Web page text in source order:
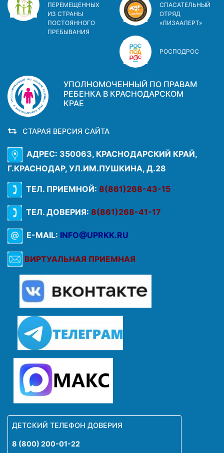
ПЕРЕМЕЩЕННЫХ
ИЗ СТРАНЫ
ПОСТОЯННОГО
ПРЕБЫВАНИЯ
СПАСАТЕЛЬНЫЙ
ОТРЯД
«ЛИЗААЛЕРТ»
РОСПОДРОС
УПОЛНОМОЧЕННЫЙ ПО ПРАВАМ
РЕБЕНКА В КРАСНОДАРСКОМ
КРАЕ
СТАРАЯ ВЕРСИЯ САЙТА
АДРЕС: 350063, КРАСНОДАРСКИЙ КРАЙ,
Г.КРАСНОДАР, УЛ.ИМ.ПУШКИНА, Д.28
ТЕЛ. ПРИЕМНОЙ: 8(861)268-43-15
ТЕЛ. ДОВЕРИЯ: 8(861)268-41-17
E-MAIL: INFO@UPRKK.RU
ВИРТУАЛЬНАЯ ПРИЕМНАЯ
ДЕТСКИЙ ТЕЛЕФОН ДОВЕРИЯ
8 (800) 200-01-22